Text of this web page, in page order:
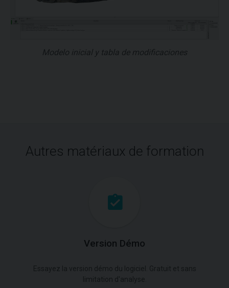
Modelo inicial y tabla de modificaciones
Autres matériaux de formation
Version Démo